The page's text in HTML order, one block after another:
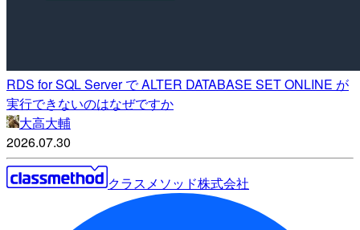
RDS for SQL Server で ALTER DATABASE SET ONLINE が
実行できないのはなぜですか
大高大輔
2026.07.30
クラスメソッド株式会社